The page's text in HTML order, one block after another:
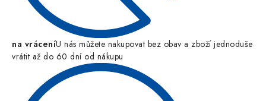
na vráceníU nás můžete nakupovat bez obav a zboží jednoduše
vrátit až do 60 dní od nákupu